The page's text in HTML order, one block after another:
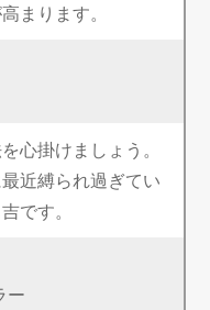
まります。
心掛けましょう。
近縛られ過ぎてい
です。
ー